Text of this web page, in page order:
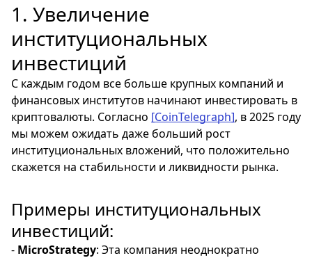
1. Увеличение
институциональных
инвестиций
С каждым годом все больше крупных компаний и
финансовых институтов начинают инвестировать в
криптовалюты. Согласно [CoinTelegraph], в 2025 году
мы можем ожидать даже больший рост
институциональных вложений, что положительно
скажется на стабильности и ликвидности рынка.
Примеры институциональных
инвестиций:
- MicroStrategy: Эта компания неоднократно